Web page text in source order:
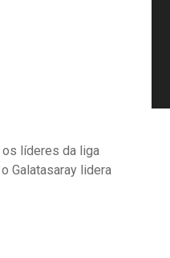
os líderes da liga
Galatasaray lidera